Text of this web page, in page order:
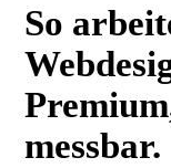
So
messbar.